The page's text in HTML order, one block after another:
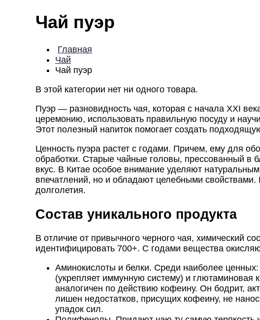
Чай пуэр
Главная
Чай
Чай пуэр
В этой категории нет ни одного товара.
Пуэр — разновидность чая, которая с начала XXI
церемонию, использовать правильную посуду и
Этот полезный напиток помогает создать
Ценность пуэра растет с годами. Причем, ему для
обработки. Старые чайные головы, прессованный в
вкус. В Китае особое внимание уделяют
впечатлений, но и обладают целебными свойствами.
долголетия.
Состав уникального продукта
В отличие от привычного черного чая, химический
идентифицировать 700+. С годами вещества
Аминокислоты и белки. Среди наиболее ценных:
(укрепляет иммунную систему) и глютаминовая
аналогичен по действию кофеину. Он бодрит,
лишен недостатков, присущих кофеину, не
упадок сил.